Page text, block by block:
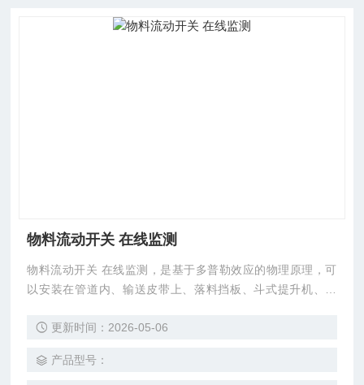
物料流动开关 在线监测
物料流动开关 在线监测，是基于多普勒效应的物理原理，可
以安装在管道内、输送皮带上、落料挡板、斗式提升机、溜
流的探测。该设备可以提前发现粉料、碎屑、小球状、颗粒状
的各种严重问题，物料损失或系统的其他技术问题。
更新时间：2026-05-06
产品型号：